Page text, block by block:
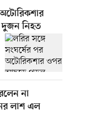
নিহত
না
লাশ এল